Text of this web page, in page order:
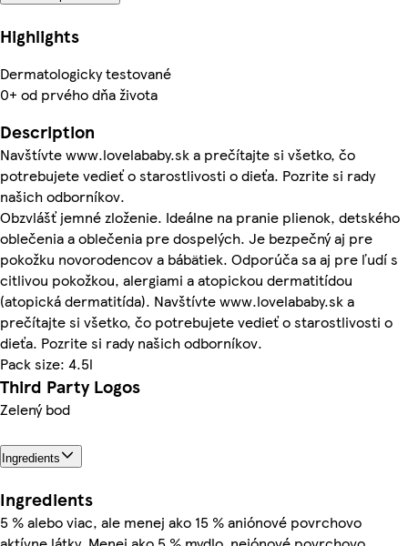
Highlights
Dermatologicky testované
0+ od prvého dňa života
Description
Navštívte www.lovelababy.sk a prečítajte si všetko, čo
potrebujete vedieť o starostlivosti o dieťa. Pozrite si rady
našich odborníkov.
Obzvlášť jemné zloženie. Ideálne na pranie plienok, detského
oblečenia a oblečenia pre dospelých. Je bezpečný aj pre
pokožku novorodencov a bábätiek. Odporúča sa aj pre ľudí s
citlivou pokožkou, alergiami a atopickou dermatitídou
(atopická dermatitída). Navštívte www.lovelababy.sk a
prečítajte si všetko, čo potrebujete vedieť o starostlivosti o
dieťa. Pozrite si rady našich odborníkov.
Pack size: 4.5l
Third Party Logos
Zelený bod
Ingredients
Ingredients
5 % alebo viac, ale menej ako 15 % aniónové povrchovo